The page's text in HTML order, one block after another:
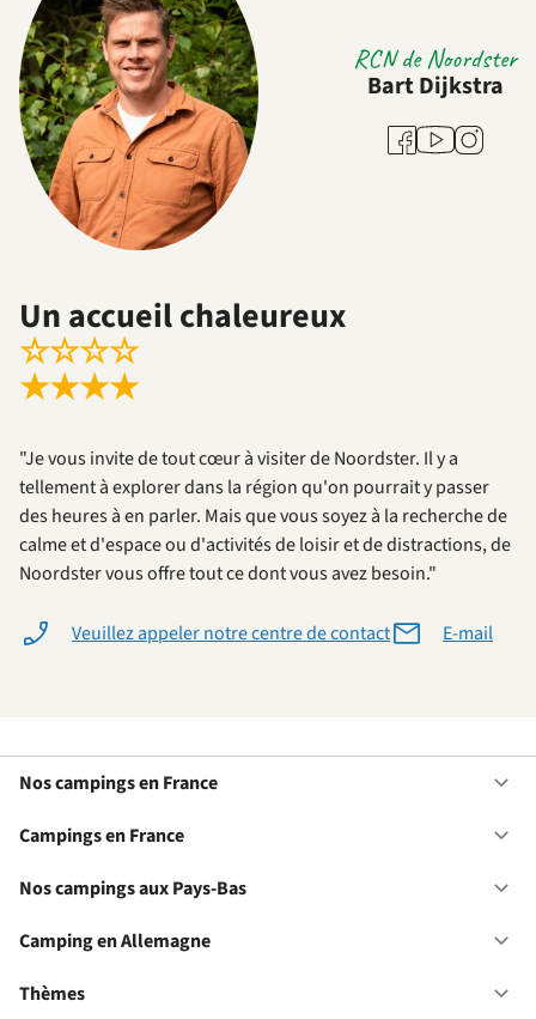
RCN de Noordster
Bart Dijkstra
Facebook
YoutubeInstagram
Un accueil chaleureux
☆☆☆☆
★★★★
"Je vous invite de tout cœur à visiter de Noordster. Il y a
tellement à explorer dans la région qu'on pourrait y passer
des heures à en parler. Mais que vous soyez à la recherche de
calme et d'espace ou d'activités de loisir et de distractions, de
Noordster vous offre tout ce dont vous avez besoin."
Veuillez appeler notre centre de contact E-mail
Nos campings en France
Campings en France
Nos campings aux Pays-Bas
Camping en Allemagne
Thèmes